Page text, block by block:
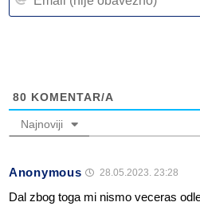
80 KOMENTAR/A
Najnoviji
Anonymous 28.05.2023. 23:28
Dal zbog toga mi nismo veceras